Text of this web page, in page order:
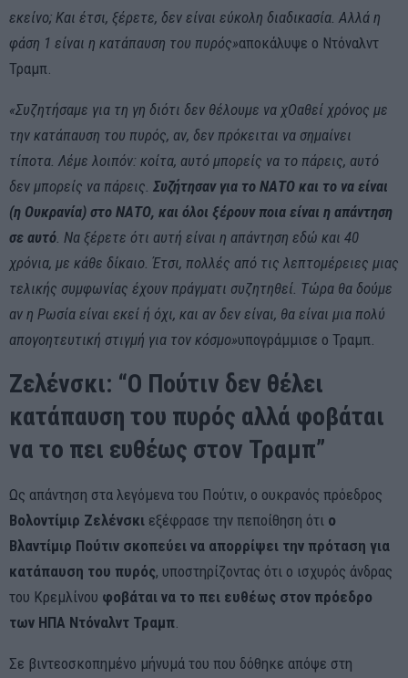
εκείνο; Και έτσι, ξέρετε, δεν είναι εύκολη διαδικασία. Αλλά η
φάση 1 είναι η κατάπαυση του πυρός»αποκάλυψε ο Ντόναλντ
Τραμπ.
«Συζητήσαμε για τη γη διότι δεν θέλουμε να χΟαθεί χρόνος με
την κατάπαυση του πυρός, αν, δεν πρόκειται να σημαίνει
τίποτα. Λέμε λοιπόν: κοίτα, αυτό μπορείς να το πάρεις, αυτό
δεν μπορείς να πάρεις. Συζήτησαν για το ΝΑΤΟ και το να είναι
(η Ουκρανία) στο ΝΑΤΟ, και όλοι ξέρουν ποια είναι η απάντηση
σε αυτό . Να ξέρετε ότι αυτή είναι η απάντηση εδώ και 40
χρόνια, με κάθε δίκαιο. Έτσι, πολλές από τις λεπτομέρειες μιας
τελικής συμφωνίας έχουν πράγματι συζητηθεί. Τώρα θα δούμε
αν η Ρωσία είναι εκεί ή όχι, και αν δεν είναι, θα είναι μια πολύ
απογοητευτική στιγμή για τον κόσμο»υπογράμμισε ο Τραμπ.
Ζελένσκι: “Ο Πούτιν δεν θέλει
κατάπαυση του πυρός αλλά φοβάται
να το πει ευθέως στον Τραμπ”
Ως απάντηση στα λεγόμενα του Πούτιν, ο ουκρανός πρόεδρος
Βολοντίμιρ Ζελένσκι εξέφρασε την πεποίθηση ότι ο
Βλαντίμιρ Πούτιν σκοπεύει να απορρίψει την πρόταση για
κατάπαυση του πυρός, υποστηρίζοντας ότι ο ισχυρός άνδρας
του Κρεμλίνου φοβάται να το πει ευθέως στον πρόεδρο
των ΗΠΑ Ντόναλντ Τραμπ
Σε βιντεοσκοπημένο μήνυμά του που δόθηκε απόψε στη